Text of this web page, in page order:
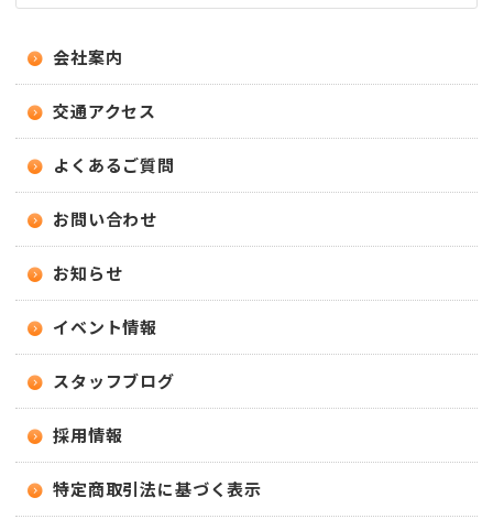
会社案内
交通アクセス
よくあるご質問
お問い合わせ
お知らせ
イベント情報
スタッフブログ
採用情報
特定商取引法に基づく表示